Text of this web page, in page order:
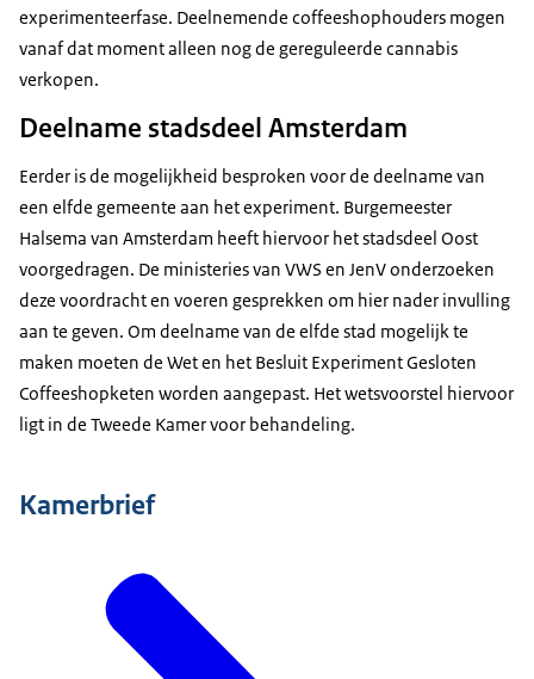
experimenteerfase. Deelnemende coffeeshophouders mogen
vanaf dat moment alleen nog de gereguleerde cannabis
verkopen.
Deelname stadsdeel Amsterdam
Eerder is de mogelijkheid besproken voor de deelname van
een elfde gemeente aan het experiment. Burgemeester
Halsema van Amsterdam heeft hiervoor het stadsdeel Oost
voorgedragen. De ministeries van VWS en JenV onderzoeken
deze voordracht en voeren gesprekken om hier nader invulling
aan te geven. Om deelname van de elfde stad mogelijk te
maken moeten de Wet en het Besluit Experiment Gesloten
Coffeeshopketen worden aangepast. Het wetsvoorstel hiervoor
ligt in de Tweede Kamer voor behandeling.
Kamerbrief